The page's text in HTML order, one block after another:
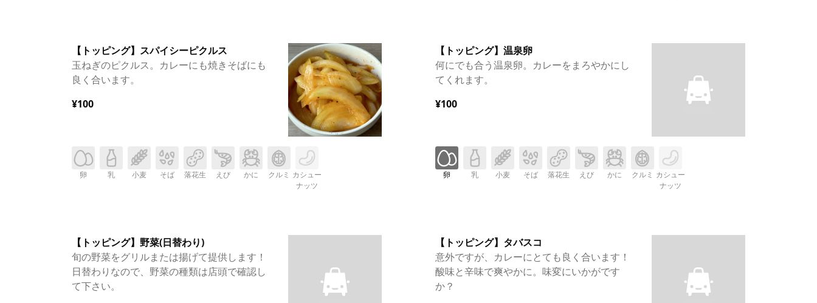
【トッピング】スパイシーピクルス
玉ねぎのピクルス。カレーにも焼きそばにも
良く合います。
¥100
卵 乳 小麦 そば 落花生 えび かに クルミ カシュー
ナッツ
【トッピング】温泉卵
何にでも合う温泉卵。カレーをまろやかにし
てくれます。
¥100
卵 乳 小麦 そば 落花生 えび かに クルミ カシュー
ナッツ
【トッピング】野菜(日替わり)
旬の野菜をグリルまたは揚げて提供します！
日替わりなので、野菜の種類は店頭で確認し
て下さい。
【トッピング】タバスコ
意外ですが、カレーにとても良く合います！
酸味と辛味で爽やかに。味変にいかがです
か？